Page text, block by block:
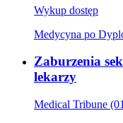
Wykup dostęp
Medycyna po
Zaburzenia
lekarzy
Medical Tribune